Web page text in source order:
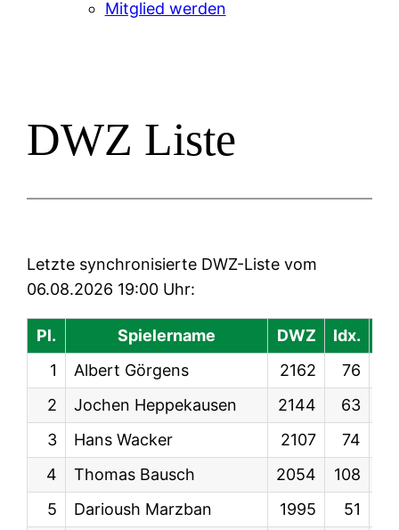
Mitglied werden
DWZ Liste
Letzte synchronisierte DWZ-Liste vom
06.08.2026 19:00 Uhr:
Pl. Spielername DWZ Idx.
1
Albert Görgens 2162 76
2
Jochen Heppekausen 2144 63
3
Hans Wacker 2107 74
4
Thomas Bausch 2054 108
5
Darioush Marzban 1995 51